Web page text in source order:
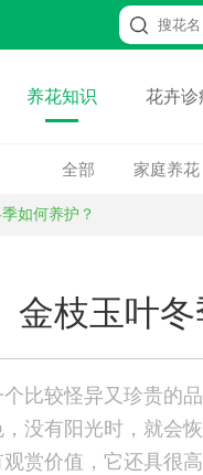
养花知识 花卉诊
全部 家庭养花
如何养护？
金枝玉叶冬
比较怪异又珍贵的
没有阳光时，就会
赏价值，它还具很